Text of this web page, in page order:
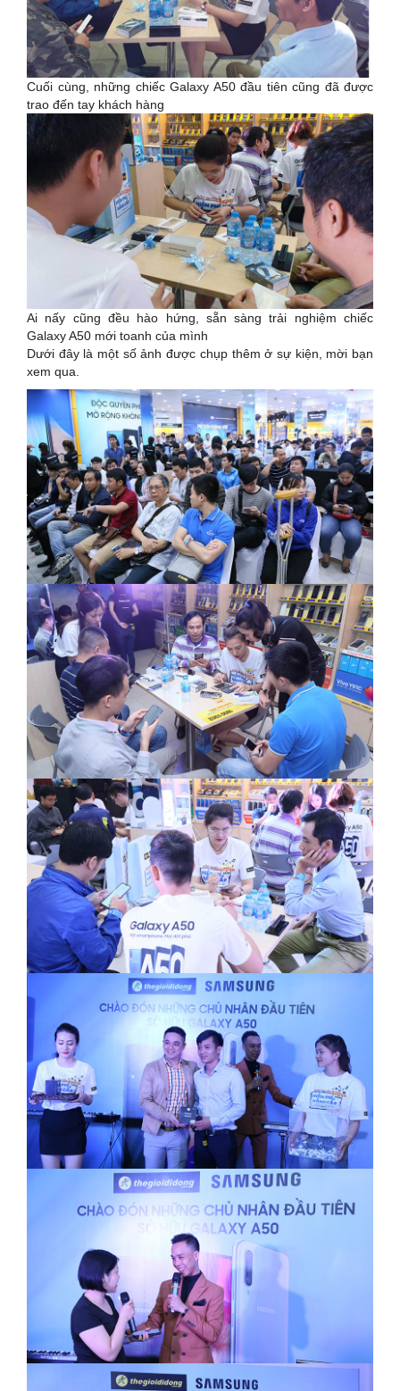
Cuối cùng, những chiếc Galaxy A50 đầu tiên cũng đã được
trao đến tay khách hàng
Ai nấy cũng đều hào hứng, sẵn sàng trải nghiệm chiếc
Galaxy A50 mới toanh của mình
Dưới đây là một số ảnh được chụp thêm ở sự kiện, mời bạn
xem qua.